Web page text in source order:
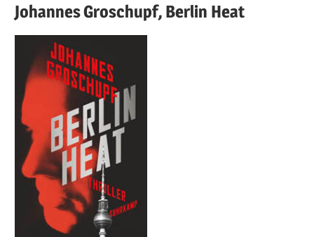
JohannesGroschupf, Berlin Heat